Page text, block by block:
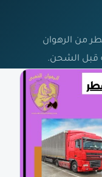
من الرهوان
قبل الشحن.